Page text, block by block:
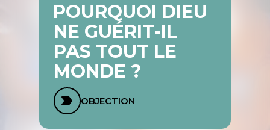
POURQUOI DIEU
NE GUÉRIT-IL
PAS TOUT LE
MONDE ?
OBJECTION